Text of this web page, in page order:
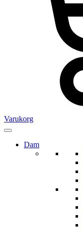
Varukorg
Dam